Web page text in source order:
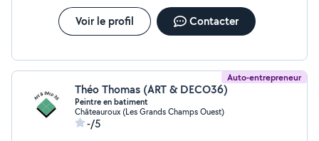
Voir le profil Contacter
Auto-entrepreneur
Théo Thomas (ART & DECO36)
Peintre en batiment
Châteauroux (Les Grands Champs Ouest)
-/5